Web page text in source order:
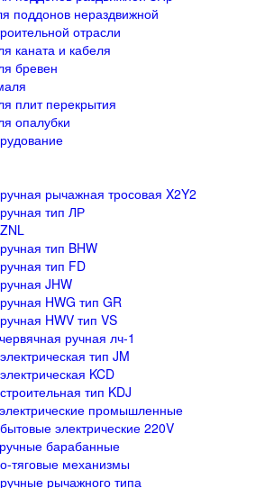
поддонов нераздвижной
отрасли
каната и кабеля
бревен
плит перекрытия
опалубки
рычажная тросовая X2Y2
тип ЛР
тип BHW
тип FD
JHW
HWG тип GR
HWV тип VS
ручная лч-1
тип JM
KCD
тип KDJ
промышленные
электрические 220V
барабанные
тяговые механизмы
рычажного типа